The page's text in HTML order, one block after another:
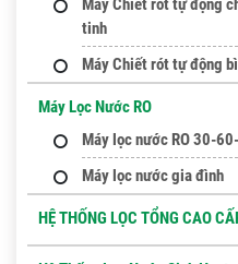
Máy Chiết rót tự động
tinh
Máy Chiết rót tự động
Máy Lọc Nước RO
Máy lọc nước RO 30-
Máy lọc nước gia đình
HỆ THỐNG LỌC TỔNG CAO